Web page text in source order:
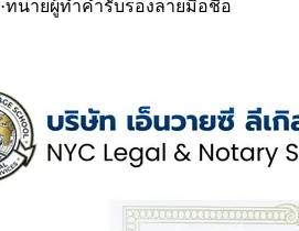
·ทนายผู้ทำคำรับรองลายมือชื่อ